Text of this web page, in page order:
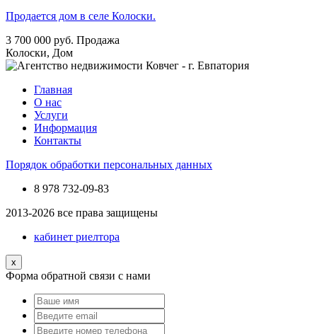
Продается дом в селе Колоски.
3 700 000 руб. Продажа
Колоски, Дом
Главная
О нас
Услуги
Информация
Контакты
Порядок обработки персональных данных
8 978 732-09-83
2013-2026 все права защищены
кабинет риелтора
x
Форма обратной связи с нами